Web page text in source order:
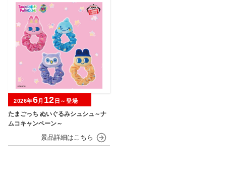
たまごっち ぬいぐるみシュシュ～ナ
ムコキャンペーン～
2026年6月 12 日～登場